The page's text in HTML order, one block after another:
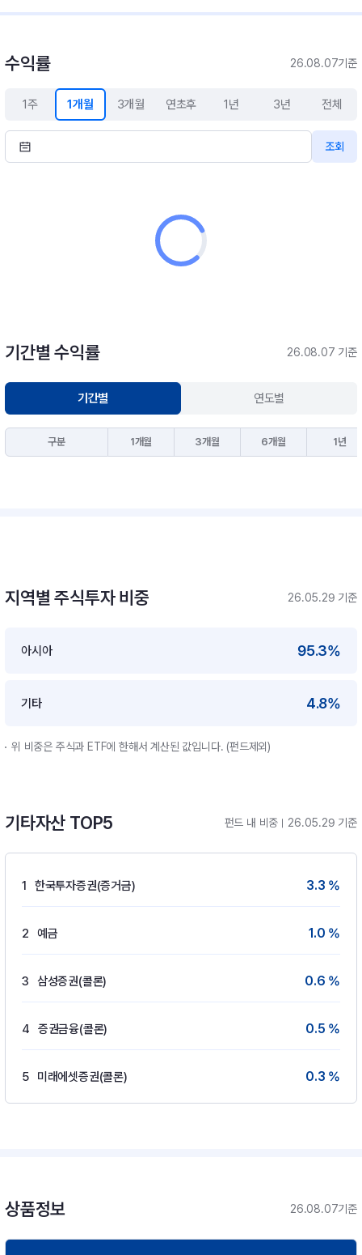
수익률 26.08.07기준
1주 1개월 3개월 연초후 1년 3년 전체
조회
기간별 수익률 26.08.07 기준
기간별 연도별
구분 1개월 3개월 6개월 1년
지역별 주식투자 비중 26.05.29 기준
아시아 95.3%
기타 4.8%
위 비중은 주식과 ETF에 한해서 계산된 값입니다. (펀드제외)
기타자산 TOP5 펀드 내 비중 26.05.29 기준
1 한국투자증권(증거금) 3.3 %
2 예금 1.0 %
3 삼성증권(콜론) 0.6 %
4 증권금융(콜론) 0.5 %
5 미래에셋증권(콜론) 0.3 %
상품정보 26.08.07기준